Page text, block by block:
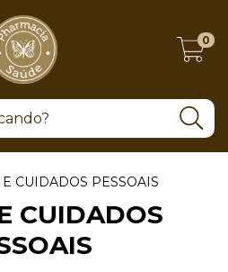
0
CUIDADOS PESSOAIS
CUIDADOS